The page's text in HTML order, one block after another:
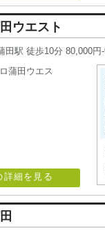
ウエスト
田駅 徒歩10分 80,000円
詳細を見る